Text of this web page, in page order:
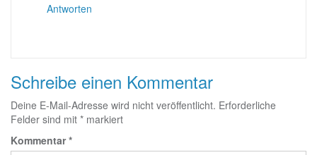
Antworten
Schreibe einen Kommentar
Deine E-Mail-Adresse wird nicht veröffentlicht. Erforderliche
Felder sind mit * markiert
Kommentar*